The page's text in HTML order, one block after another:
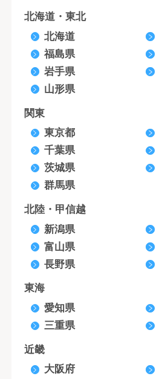
北海道・東北
北海道
福島県
岩手県
山形県
関東
東京都
千葉県
茨城県
群馬県
北陸・甲信越
新潟県
富山県
長野県
東海
愛知県
三重県
近畿
大阪府